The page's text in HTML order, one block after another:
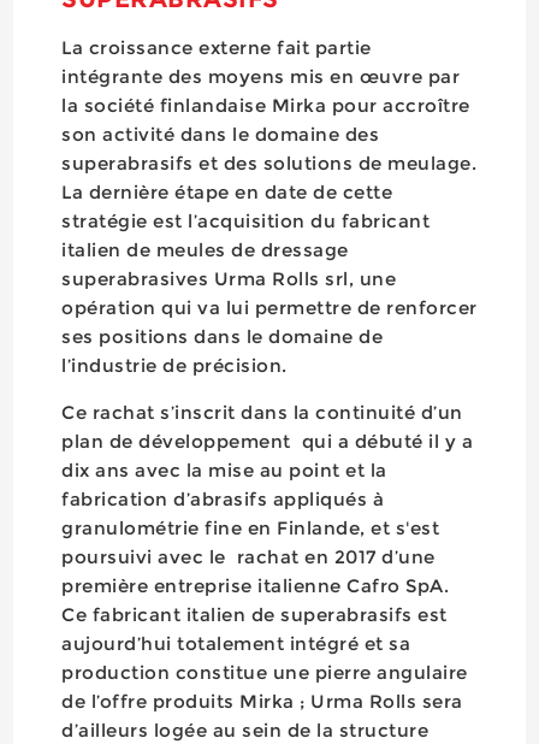
La croissance externe fait partie
intégrante des moyens mis en œuvre par
la société finlandaise Mirka pour accroître
son activité dans le domaine des
superabrasifs et des solutions de meulage.
La dernière étape en date de cette
stratégie est l’acquisition du fabricant
italien de meules de dressage
superabrasives Urma Rolls srl, une
opération qui va lui permettre de renforcer
ses positions dans le domaine de
l’industrie de précision.
Ce rachat s’inscrit dans la continuité d’un
plan de développement qui a débuté il y a
dix ans avec la mise au point et la
fabrication d’abrasifs appliqués à
granulométrie fine en Finlande, et s'est
poursuivi avec le rachat en 2017 d’une
première entreprise italienne Cafro SpA.
Ce fabricant italien de superabrasifs est
aujourd’hui totalement intégré et sa
production constitue une pierre angulaire
de l’offre produits Mirka ; Urma Rolls sera
d’ailleurs logée au sein de la structure